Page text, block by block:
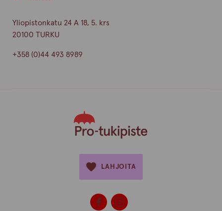
Yliopistonkatu 24 A 18, 5. krs
20100 TURKU
+358 (0)44 493 8989
LAHJOITA